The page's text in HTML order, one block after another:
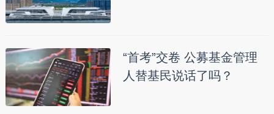
“首考”交卷 公募基金管理
人替基民说话了吗？